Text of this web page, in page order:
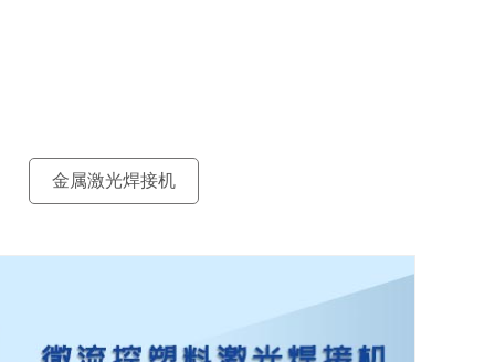
金属激光焊接机